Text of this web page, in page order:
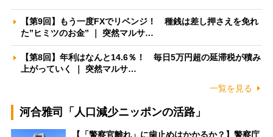
【第9回】もう一度FXでリベンジ！ 種銭は差し押さえを免れ
た”ヒミツのお金” ｜ 突然マルサ…
【第8回】年利はなんと14.6％！ 毎日5万円超の延滞税が積み
上がっていく ｜ 突然マルサ…
一覧を見る
河合雅司「人口減少ニッポンの活路」
【「警察官離れ」に歯止めはかかるか？】警察庁